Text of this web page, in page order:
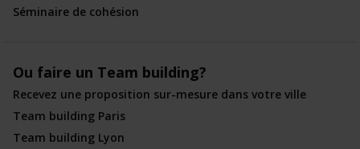
Séminaire de cohésion
Ou faire un Team building?
Recevez une proposition sur-mesure dans votre ville
Team building Paris
Team building Lyon